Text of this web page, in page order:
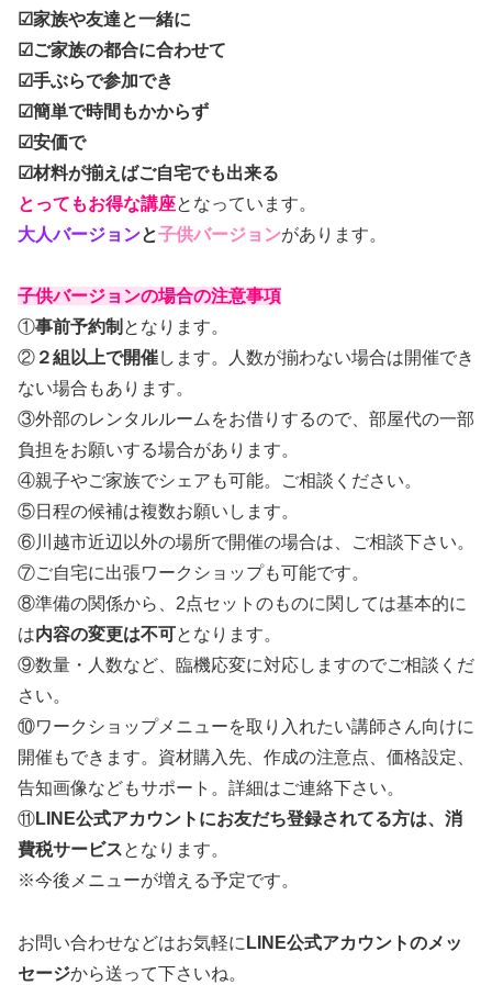
☑家族や友達と一緒に
☑ご家族の都合に合わせて
☑手ぶらで参加でき
☑簡単で時間もかからず
☑安価で
☑材料が揃えばご自宅でも出来る
とってもお得な講座となっています。
大人バージョンと子供バージョンがあります。
子供バージョンの場合の注意事項
①事前予約制 となります。
② ２組以上で開催します。人数が揃わない場合は開催でき
ない場合もあります。
③外部のレンタルルームをお借りするので、部屋代の一部
負担をお願いする場合があります。
④親子やご家族でシェアも可能。ご相談ください。
⑤日程の候補は複数お願いします。
⑥川越市近辺以外の場所で開催の場合は、ご相談下さい。
⑦ご自宅に出張ワークショップも可能です。
⑧準備の関係から、2点セットのものに関しては基本的に
は内容の変更は不可 となります。
⑨数量・人数など、臨機応変に対応しますのでご相談くだ
さい。
⑩ワークショップメニューを取り入れたい講師さん向けに
開催もできます。資材購入先、作成の注意点、価格設定、
告知画像などもサポート。詳細はご連絡下さい。
⑪LINE公式アカウントにお友だち登録されてる方は、消
費税サービスとなります。
※今後メニューが増える予定です。
お問い合わせなどはお気軽に LINE公式アカウントのメッ
セージから送って下さいね。